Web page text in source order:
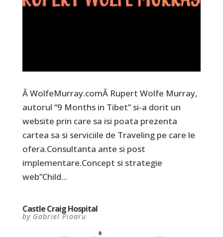
Â WolfeMurray.comÂ Rupert Wolfe Murray,
autorul “9 Months in Tibet” si-a dorit un
website prin care sa isi poata prezenta
cartea sa si serviciile de Traveling pe care le
ofera.Consultanta ante si post
implementare.Concept si strategie
web”Child...
Castle Craig Hospital
by Gabriel Pioaru